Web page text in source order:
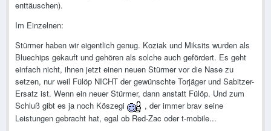
enttäuschen).
Im Einzelnen:
Stürmer haben wir eigentlich genug. Koziak und Miksits wurden als
Bluechips gekauft und gehören als solche auch gefördert. Es geht
einfach nicht, ihnen jetzt einen neuen Stürmer vor die Nase zu
setzen, nur weil Fülöp NICHT der gewünschte Torjäger und Sabitzer-
Ersatz ist. Wenn ein neuer Stürmer, dann anstatt Fülöp. Und zum
Schluß gibt es ja noch Köszegi
, der immer brav seine
Leistungen gebracht hat, egal ob Red-Zac oder t-mobile...